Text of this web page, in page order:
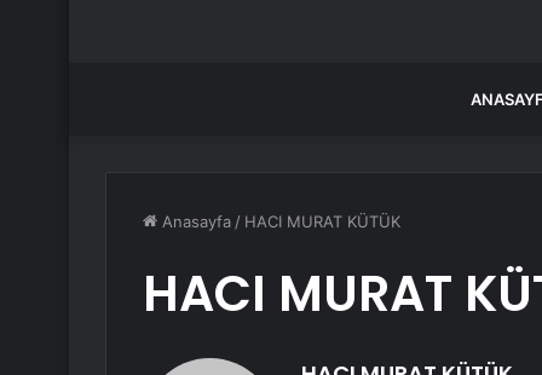
Anasayfa / HACI MURAT KÜTÜK
HACI MURAT